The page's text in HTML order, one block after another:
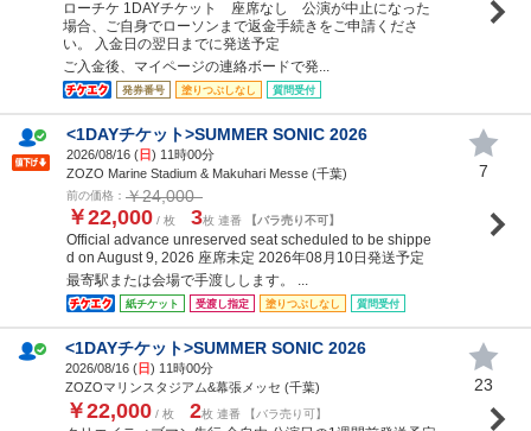
ローチケ 1DAYチケット 座席なし 公演が中止になった
場合、ご自身でローソンまで返金手続きをご申請くださ
い。 入金日の翌日までに発送予定
ご入金後、マイページの連絡ボードで発...
発券番号 塗りつぶしなし 質問受付
<1DAYチケット>SUMMER SONIC 2026
2026/08/16 (日) 11時00分
ZOZO Marine Stadium & Makuhari Messe (千葉)
前の価格： ￥24,000
￥22,000 / 枚 3枚 連番 【バラ売り不可】
Official advance unreserved seat scheduled to be shippe
d on August 9, 2026 座席未定 2026年08月10日発送予定
最寄駅または会場で手渡しします。 ...
紙チケット 受渡し指定 塗りつぶしなし 質問受付
7
<1DAYチケット>SUMMER SONIC 2026
2026/08/16 (日) 11時00分
ZOZOマリンスタジアム&幕張メッセ (千葉)
￥22,000 / 枚 2枚 連番 【バラ売り可】
23